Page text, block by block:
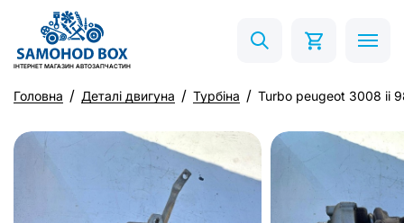
ІНТЕРНЕТ МАГАЗИН АВТОЗАПЧАСТИН
Головна Деталі двигуна Турбіна Turbo peugeot 3008 ii